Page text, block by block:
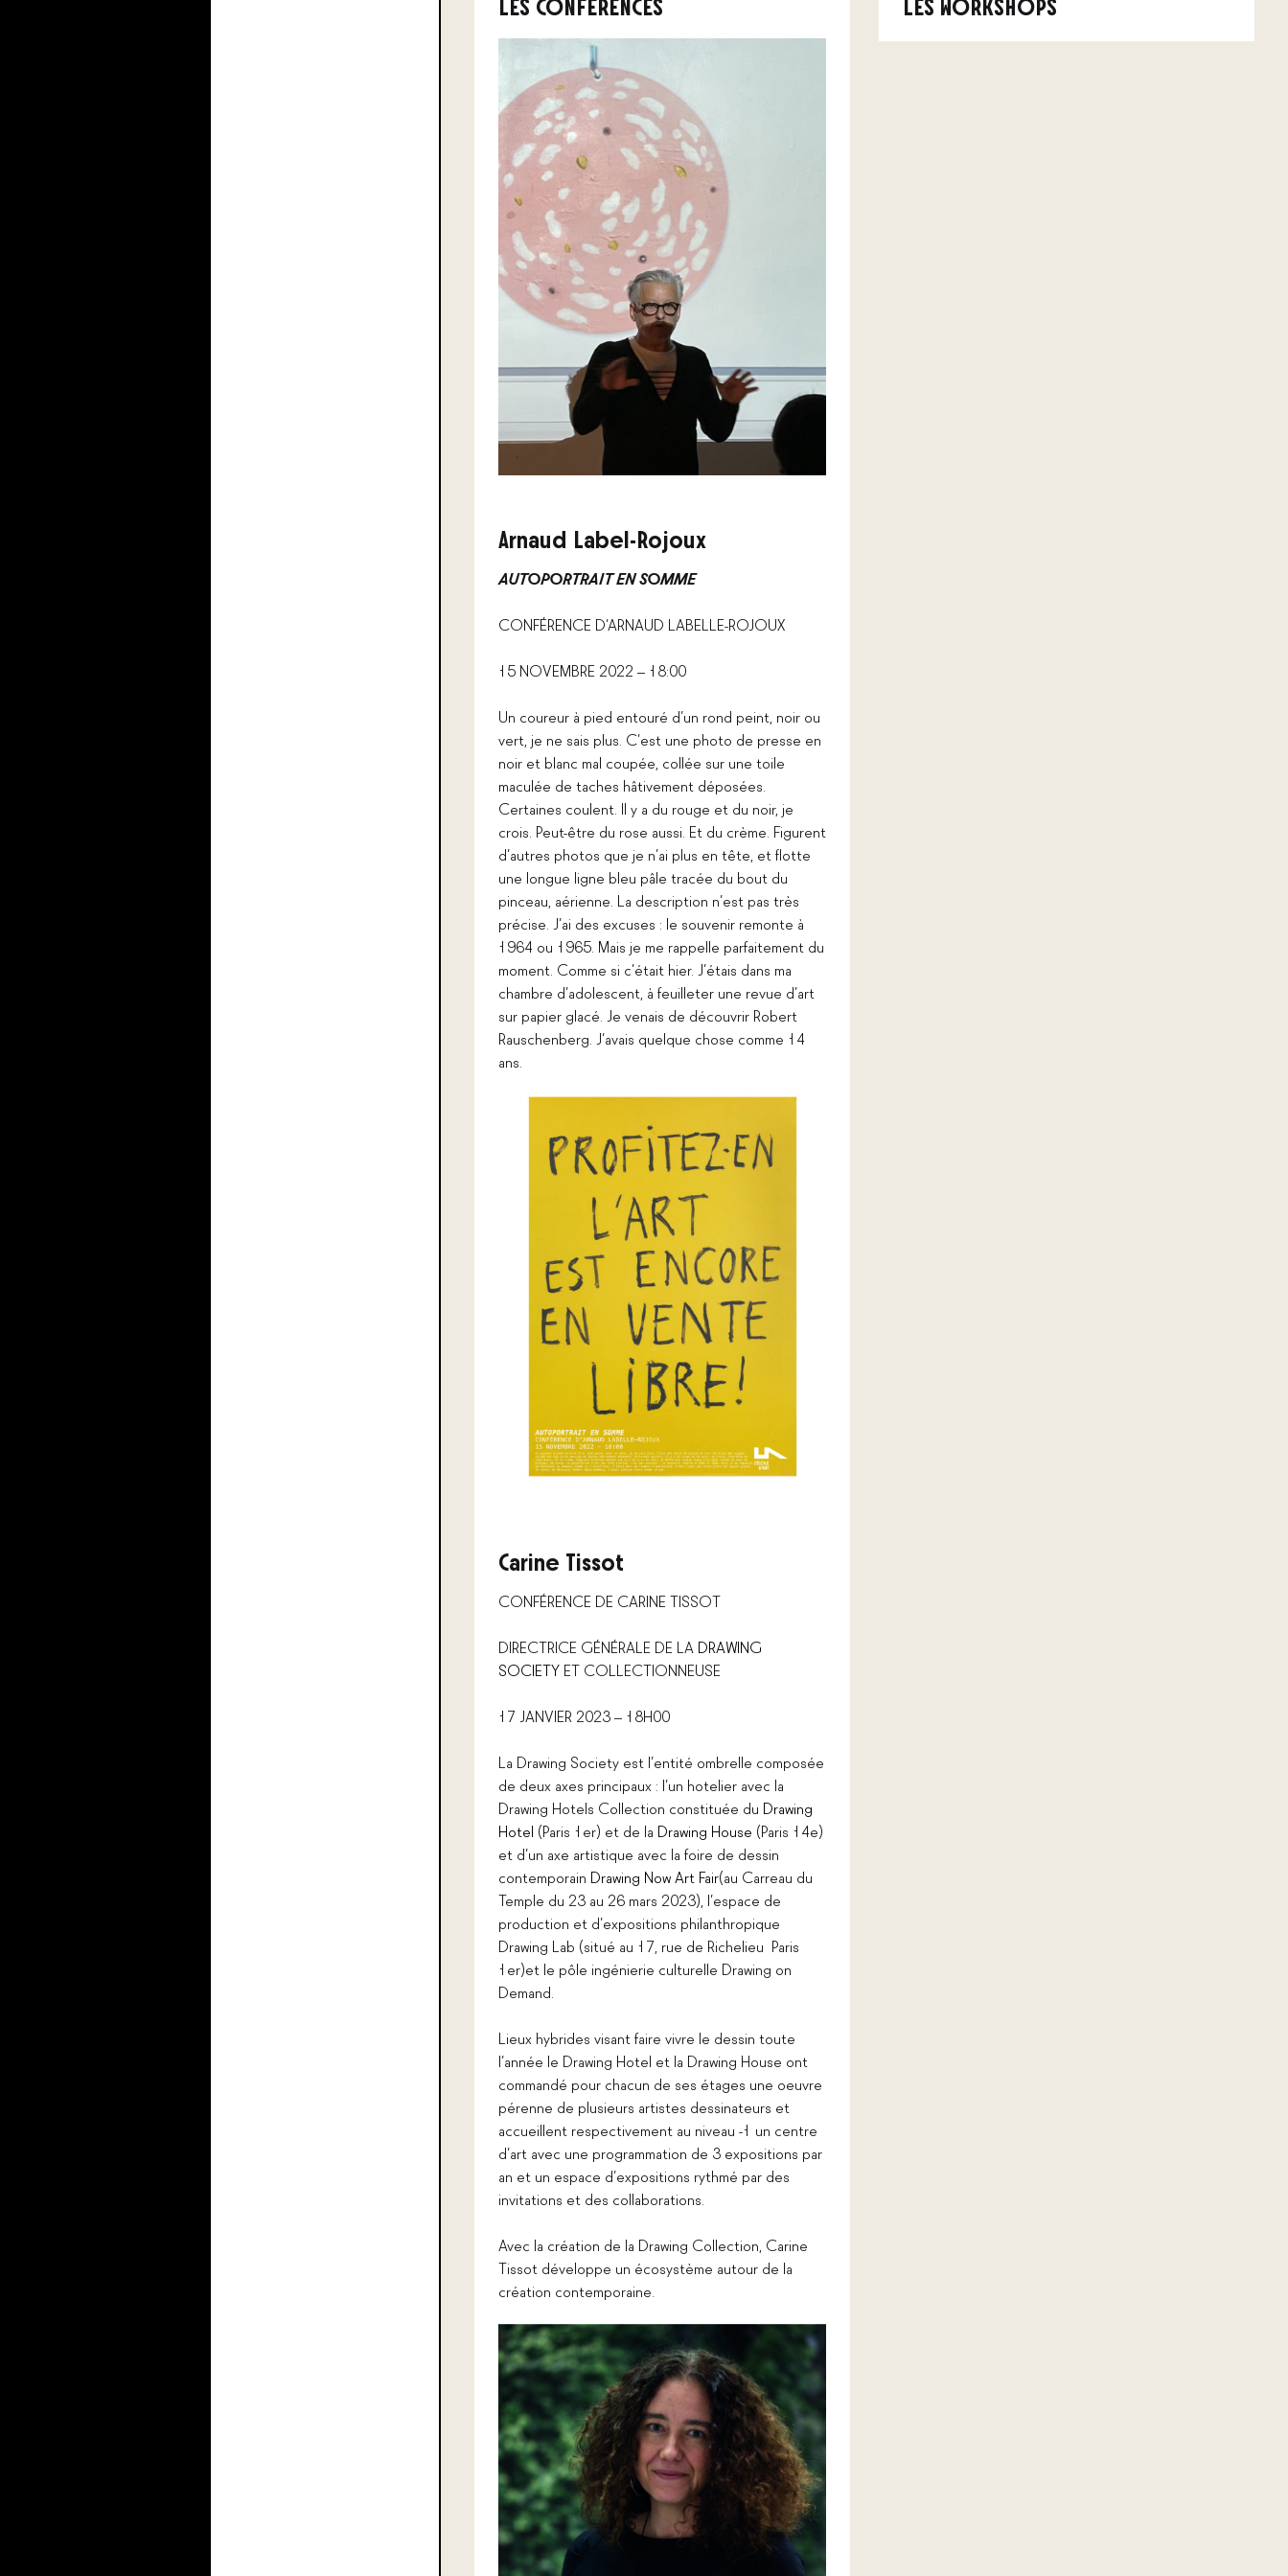
Arnaud Label-Rojoux
AUTOPORTRAIT EN SOMME
CONFÉRENCE D’ARNAUD LABELLE-ROJOUX
15 NOVEMBRE 2022 – 18:00
Un coureur à pied entouré d’un rond peint, noir ou
vert, je ne sais plus. C’est une photo de presse en
noir et blanc mal coupée, collée sur une toile
maculée de taches hâtivement déposées.
Certaines coulent. Il y a du rouge et du noir, je
crois. Peut-être du rose aussi. Et du crème. Figurent
d’autres photos que je n’ai plus en tête, et flotte
une longue ligne bleu pâle tracée du bout du
pinceau, aérienne. La description n’est pas très
précise. J’ai des excuses : le souvenir remonte à
1964 ou 1965. Mais je me rappelle parfaitement du
moment. Comme si c’était hier. J’étais dans ma
chambre d’adolescent, à feuilleter une revue d’art
sur papier glacé. Je venais de découvrir Robert
Rauschenberg. J’avais quelque chose comme 14
ans.
Carine Tissot
CONFÉRENCE DE CARINE TISSOT
DIRECTRICE GÉNÉRALE DE LA DRAWING
SOCIETY ET COLLECTIONNEUSE
17 JANVIER 2023 – 18H00
La Drawing Society est l’entité ombrelle composée
de deux axes principaux : l’un hotelier avec la
Drawing Hotels Collection constituée du Drawing
Hotel (Paris 1er) et de la Drawing House (Paris 14e)
et d’un axe artistique avec la foire de dessin
contemporain Drawing Now Art Fair(au Carreau du
Temple du 23 au 26 mars 2023), l’espace de
production et d’expositions philanthropique
Drawing Lab (situé au 17, rue de Richelieu Paris
1er)et le pôle ingénierie culturelle Drawing on
Demand.
Lieux hybrides visant faire vivre le dessin toute
l’année le Drawing Hotel et la Drawing House ont
commandé pour chacun de ses étages une oeuvre
pérenne de plusieurs artistes dessinateurs et
accueillent respectivement au niveau -1 un centre
d’art avec une programmation de 3 expositions par
an et un espace d’expositions rythmé par des
invitations et des collaborations.
Avec la création de la Drawing Collection, Carine
Tissot développe un écosystème autour de la
création contemporaine.